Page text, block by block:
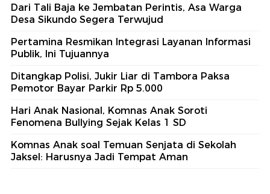
Dari Tali Baja ke Jembatan Perintis, Asa Warga
Desa Sikundo Segera Terwujud
Pertamina Resmikan Integrasi Layanan Informasi
Publik, Ini Tujuannya
Ditangkap Polisi, Jukir Liar di Tambora Paksa
Pemotor Bayar Parkir Rp 5.000
Hari Anak Nasional, Komnas Anak Soroti
Fenomena Bullying Sejak Kelas 1 SD
Komnas Anak soal Temuan Senjata di Sekolah
Jaksel: Harusnya Jadi Tempat Aman